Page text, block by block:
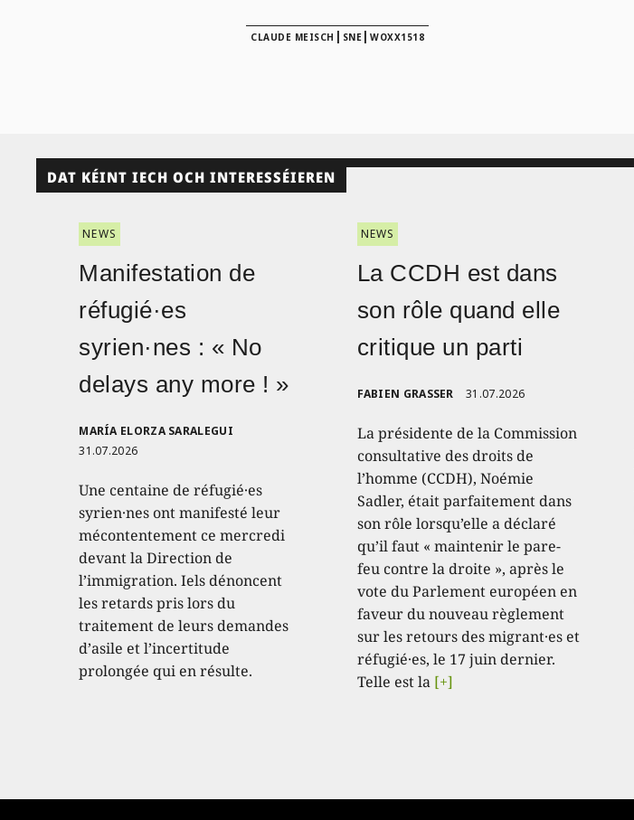
CLAUDE MEISCH | SNE | WOXX1518
DAT KÉINT IECH OCH INTERESSÉIEREN
NEWS
Manifestation de
réfugié·es
syrien·nes : « No
delays any more ! »
MARÍA ELORZA SARALEGUI
31.07.2026
Une centaine de réfugié·es
syrien·nes ont manifesté leur
mécontentement ce mercredi
devant la Direction de
l’immigration. Iels dénoncent
les retards pris lors du
traitement de leurs demandes
d’asile et l’incertitude
prolongée qui en résulte.
NEWS
La CCDH est dans
son rôle quand elle
critique un parti
FABIEN GRASSER 31.07.2026
La présidente de la Commission
consultative des droits de
l’homme (CCDH), Noémie
Sadler, était parfaitement dans
son rôle lorsqu’elle a déclaré
qu’il faut « maintenir le pare-
feu contre la droite », après le
vote du Parlement européen en
faveur du nouveau règlement
sur les retours des migrant·es et
réfugié·es, le 17 juin dernier.
Telle est la [+]